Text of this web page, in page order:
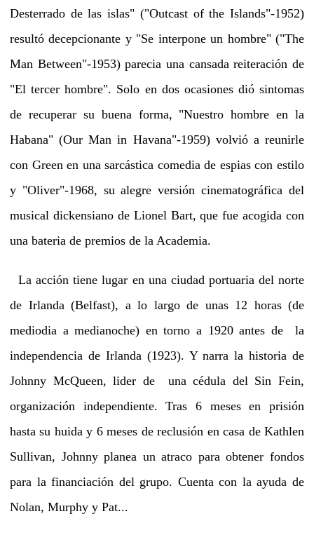
Desterrado de las islas" ("Outcast of the Islands"-1952)
resultó decepcionante y "Se interpone un hombre" ("The
Man Between"-1953) parecia una cansada reiteración de
"El tercer hombre". Solo en dos ocasiones dió sintomas
de recuperar su buena forma, "Nuestro hombre en la
Habana" (Our Man in Havana"-1959) volvió a reunirle
con Green en una sarcástica comedia de espias con estilo
y "Oliver"-1968, su alegre versión cinematográfica del
musical dickensiano de Lionel Bart, que fue acogida con
una bateria de premios de la Academia.
La acción tiene lugar en una ciudad portuaria del norte
de Irlanda (Belfast), a lo largo de unas 12 horas (de
mediodia a medianoche) en torno a 1920 antes de la
independencia de Irlanda (1923). Y narra la historia de
Johnny McQueen, lider de una cédula del Sin Fein,
organización independiente. Tras 6 meses en prisión
hasta su huida y 6 meses de reclusión en casa de Kathlen
Sullivan, Johnny planea un atraco para obtener fondos
para la financiación del grupo. Cuenta con la ayuda de
Nolan, Murphy y Pat...